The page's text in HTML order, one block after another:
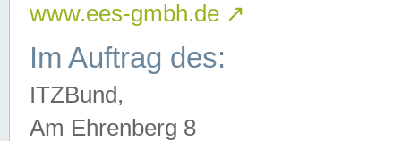
www.ees-gmbh.de ↗
Im Auftrag des:
ITZBund,
Am Ehrenberg 8